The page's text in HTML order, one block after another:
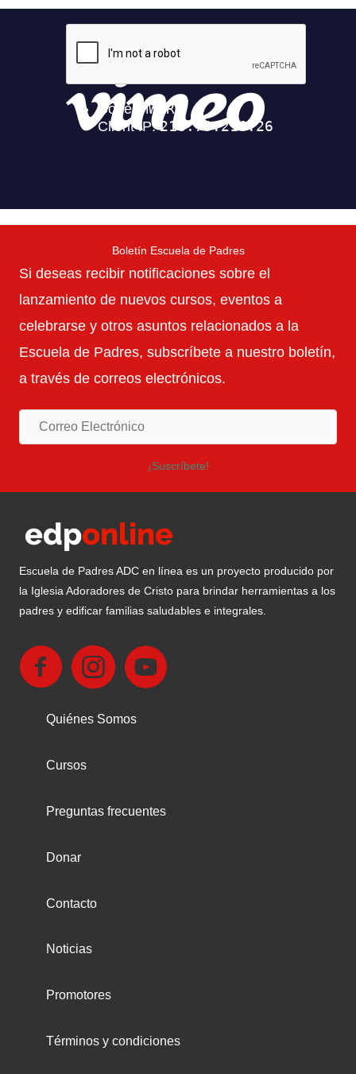
Boletín Escuela de Padres
Si deseas recibir notificaciones sobre el
lanzamiento de nuevos cursos, eventos a
celebrarse y otros asuntos relacionados a la
Escuela de Padres, subscríbete a nuestro boletín,
a través de correos electrónicos.
¡Suscríbete!
Escuela de Padres ADC en línea es un proyecto producido por
la Iglesia Adoradores de Cristo para brindar herramientas a los
padres y edificar familias saludables e integrales.
Quiénes Somos
Cursos
Preguntas frecuentes
Donar
Contacto
Noticias
Promotores
Términos y condiciones